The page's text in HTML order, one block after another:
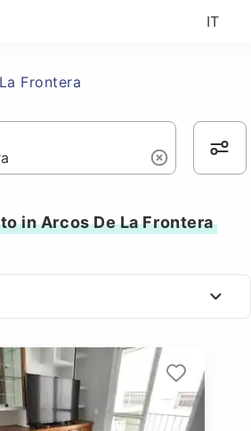
IT
Frontera
in Arcos De La Frontera